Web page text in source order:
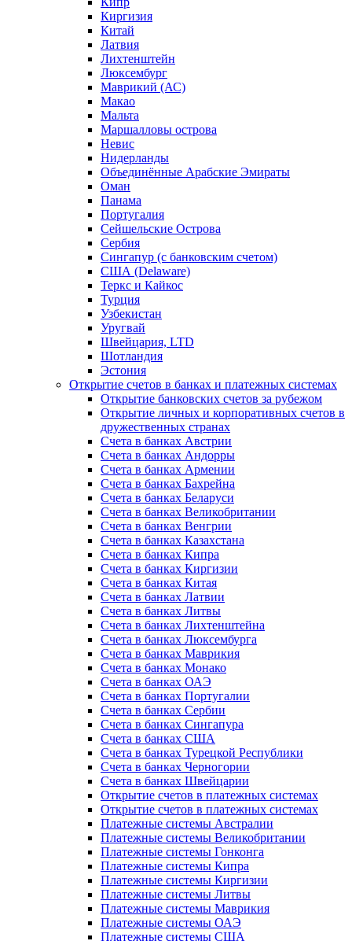
Киргизия
Китай
Латвия
Лихтенштейн
Люксембург
Маврикий (АС)
Макао
Мальта
Маршалловы острова
Нeвис
Нидерланды
Объединённые Арабские Эмираты
Оман
Панама
Португалия
Сейшельские Острова
Сербия
Сингапур (c банковским счетом)
США (Delaware)
Теркс и Кайкос
Турция
Узбекистан
Уругвай
Швейцария, LTD
Шотландия
Эстония
Открытие счетов в банках и платежных системах
Открытие банковских счетов за рубежом
Открытие личных и корпоративных счетов в
дружественных странах
Счета в банках Австрии
Счета в банках Андорры
Счета в банках Армении
Счета в банках Бахрейна
Счета в банках Беларуси
Счета в банках Великобритании
Счета в банках Венгрии
Счета в банках Казахстана
Счета в банках Кипра
Счета в банках Киргизии
Счета в банках Китая
Счета в банках Латвии
Счета в банках Литвы
Счета в банках Лихтенштейна
Счета в банках Люксембурга
Счета в банках Маврикия
Счета в банках Монако
Счета в банках ОАЭ
Счета в банках Португалии
Счета в банках Сербии
Счета в банках Сингапура
Счета в банках США
Счета в банках Турецкой Республики
Счета в банках Черногории
Счета в банках Швейцарии
Открытие счетов в платежных системах
Открытие счетов в платежных системах
Платежные системы Австралии
Платежные системы Великобритании
Платежные системы Гонконга
Платежные системы Кипра
Платежные системы Киргизии
Платежные системы Литвы
Платежные системы Маврикия
Платежные системы ОАЭ
Платежные системы США